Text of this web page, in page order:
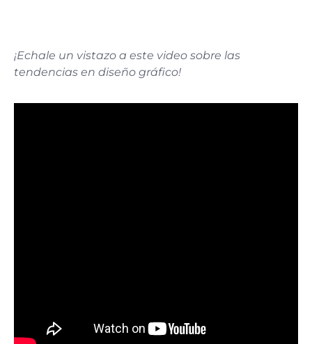
¡Echale un vistazo a este video sobre las
tendencias en diseño gráfico!